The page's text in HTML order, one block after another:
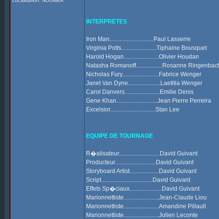
INTERPRETES
Iron Man..............................Paul Lasserre
Virginia Potts........................Tiphaine Bousquet
Harold Hogan........................Olivier Houdan
Natasha Romanoff..................Rosanne
Nicholas Fury.........................Fabrice Wenger
Janet Van Dyne......................Laetitia Wenger
Carol Danvers........................Emilie Denis
Gene Khan............................Jean Pierre Perreira
Excelsior...............................Stan Lee
EQUIPE DE TOURNAGE
R�alisateur............................David Guivant
Producteur............................David Guivant
Storyboard Artist....................David Guivant
Script...................................David Guivant
Effets Sp�ciaux......................David Guivant
Marionnettiste........................Jean-Claude Liou
Marionnettiste........................Amandine Pillault
Marionnettiste........................Julien Leconte